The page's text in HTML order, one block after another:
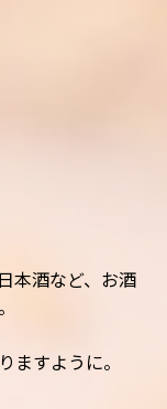
酒など、 お酒
ますように。